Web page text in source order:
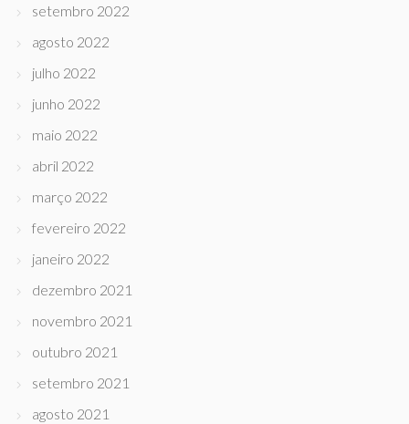
setembro 2022
agosto 2022
julho 2022
junho 2022
maio 2022
abril 2022
março 2022
fevereiro 2022
janeiro 2022
dezembro 2021
novembro 2021
outubro 2021
setembro 2021
agosto 2021